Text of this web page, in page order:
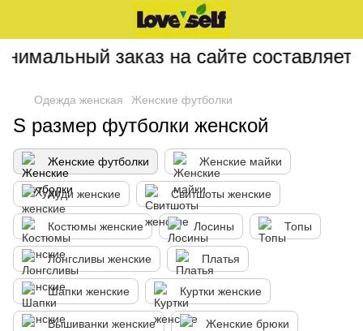
заказ на сайте составляет
Одежда женская Женские футболки
S размер футболки женской
Женские футболки Женские майки
Худи женские Свитшоты женские
Костюмы женские Лосины Топы
Лонгсливы женские Платья
Шапки женские Куртки женские
Вышиванки женские Женские брюки